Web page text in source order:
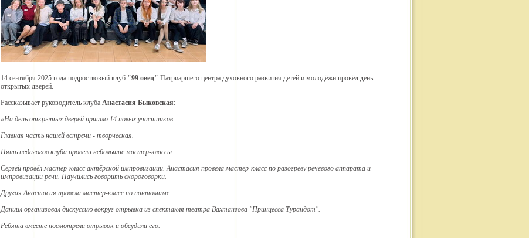
14 сентября 2025 года подростковый клуб "99 овец" Патриаршего центра духовного развития детей и молодёжи провёл день
открытых дверей.
Рассказывает руководитель клуба Анастасия Быковская:
«На день открытых дверей пришло 14 новых участников.
Главная часть нашей встречи - творческая.
Пять педагогов клуба провели небольшие мастер-классы.
Сергей провёл мастер-класс актёрской импровизации. Анастасия провела мастер-класс по разогреву речевого аппарата и
импровизации речи. Научились говорить скороговорки.
Другая Анастасия провела мастер-класс по пантомиме.
Даниил организовал дискуссию вокруг отрывка из спектакля театра Вахтангова "Принцесса Турандот".
Ребята вместе посмотрели отрывок и обсудили его.